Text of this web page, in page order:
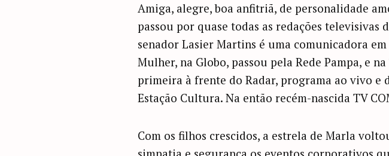
Amiga, alegre, boa anfitriã, de personalidade
passou por quase todas as redações
senador Lasier Martins é uma comunicadora
Mulher, na Globo, passou pela Rede Pampa, e
primeira à frente do Radar, programa ao vivo e
Estação Cultura. Na então recém-nascida TV
Com os filhos crescidos, a estrela de Marla